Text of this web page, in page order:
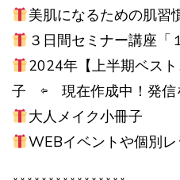
美肌になるための肌習
３日間セミナー講座「
2024年【上半期ベス
子 ⇦ 現在作成中！発信
大人メイク小冊子
WEBイベントや個別